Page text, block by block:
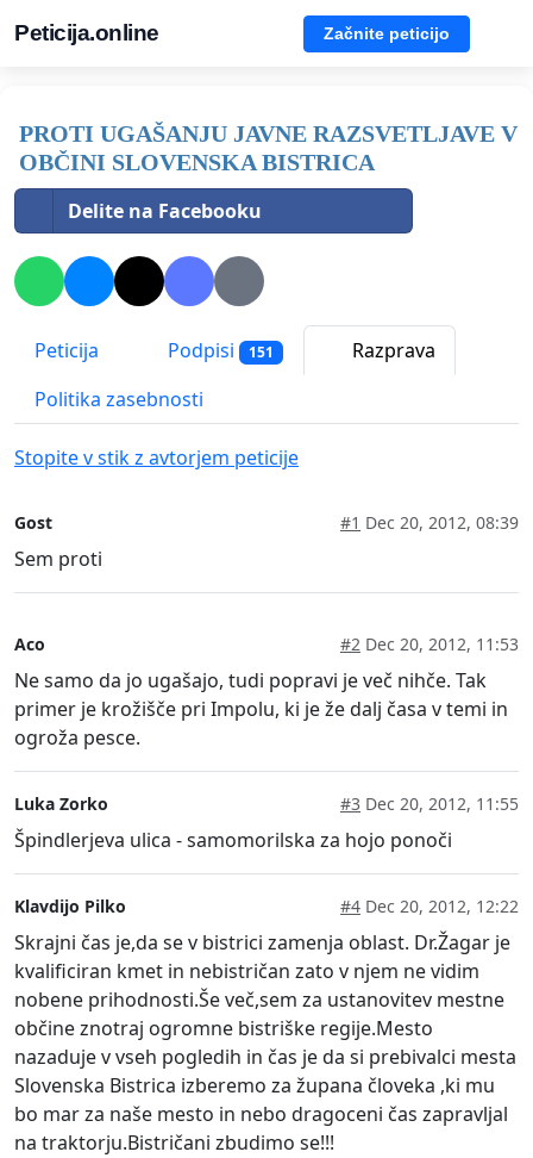
Peticija.online Začnite peticijo
PROTI UGAŠANJU JAVNE RAZSVETLJAVE V
OBČINI SLOVENSKA BISTRICA
Delite na Facebooku
Peticija Podpisi 151
Razprava
Politika zasebnosti
Stopite v stik z avtorjem peticije
Gost #1 Dec 20, 2012, 08:39
Sem proti
Aco #2 Dec 20, 2012, 11:53
Ne samo da jo ugašajo, tudi popravi je več nihče. Tak
primer je krožišče pri Impolu, ki je že dalj časa v temi in
ogroža pesce.
Luka Zorko #3 Dec 20, 2012, 11:55
Špindlerjeva ulica - samomorilska za hojo ponoči
Klavdijo Pilko #4 Dec 20, 2012, 12:22
Skrajni čas je,da se v bistrici zamenja oblast. Dr.Žagar je
kvalificiran kmet in nebistričan zato v njem ne vidim
nobene prihodnosti.Še več,sem za ustanovitev mestne
občine znotraj ogromne bistriške regije.Mesto
nazaduje v vseh pogledih in čas je da si prebivalci mesta
Slovenska Bistrica izberemo za župana človeka ,ki mu
bo mar za naše mesto in nebo dragoceni čas zapravljal
na traktorju.Bistričani zbudimo se!!!